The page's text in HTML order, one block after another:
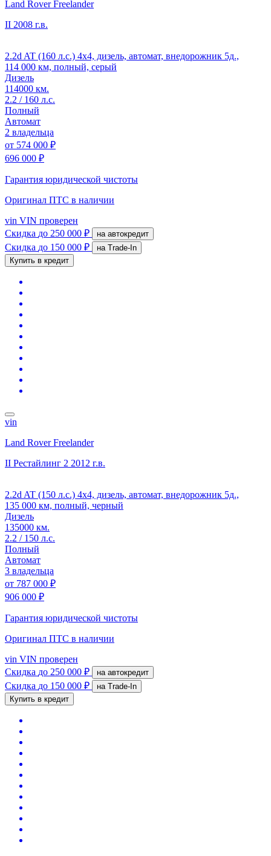
Land Rover Freelander
II 2008 г.в.
2.2d AT (160 л.с.) 4x4, дизель, автомат, внедорожник 5д.,
114 000 км, полный, серый
Дизель
114000 км.
2.2 / 160 л.с.
Полный
Автомат
2 владельца
от 574 000 ₽
696 000 ₽
Гарантия юридической чистоты
Оригинал ПТС в наличии
vin VIN проверен
Скидка до 250 000 ₽ на автокредит
Скидка до 150 000 ₽
на Trade-In
Купить в кредит
vin
Land Rover Freelander
II Рестайлинг 2 2012 г.в.
2.2d AT (150 л.с.) 4x4, дизель, автомат, внедорожник 5д.,
135 000 км, полный, черный
Дизель
135000 км.
2.2 / 150 л.с.
Полный
Автомат
3 владельца
от 787 000 ₽
906 000 ₽
Гарантия юридической чистоты
Оригинал ПТС в наличии
vin VIN проверен
Скидка до 250 000 ₽ на автокредит
Скидка до 150 000 ₽
на Trade-In
Купить в кредит